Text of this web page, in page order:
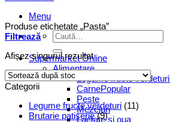
Menu
Caută
după:
Supermarket Online
Alimentare
Legume fructe verdeturi
Carne
Peste
Mezeluri
Lactate si oua
Produse etichetate „Pasta”
Filtrează
Afișez singurul rezultat
Categorii
Legume fructe verdeturi (11)
Brutarie patiserie (9)